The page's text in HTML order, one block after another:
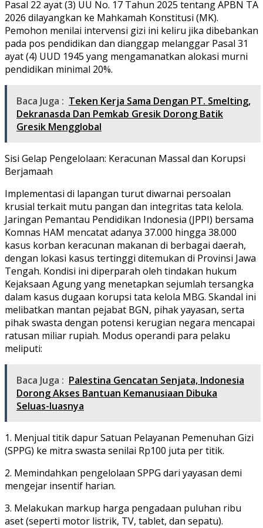
Pasal 22 ayat (3) UU No. 17 Tahun 2025 tentang APBN TA
2026 dilayangkan ke Mahkamah Konstitusi (MK).
Pemohon menilai intervensi gizi ini keliru jika dibebankan
pada pos pendidikan dan dianggap melanggar Pasal 31
ayat (4) UUD 1945 yang mengamanatkan alokasi murni
pendidikan minimal 20%.
Baca Juga : Teken Kerja Sama Dengan PT. Smelting,
Dekranasda Dan Pemkab Gresik Dorong Batik
Gresik Mengglobal
Sisi Gelap Pengelolaan: Keracunan Massal dan Korupsi
Berjamaah
Implementasi di lapangan turut diwarnai persoalan
krusial terkait mutu pangan dan integritas tata kelola.
Jaringan Pemantau Pendidikan Indonesia (JPPI) bersama
Komnas HAM mencatat adanya 37.000 hingga 38.000
kasus korban keracunan makanan di berbagai daerah,
dengan lokasi kasus tertinggi ditemukan di Provinsi Jawa
Tengah. Kondisi ini diperparah oleh tindakan hukum
Kejaksaan Agung yang menetapkan sejumlah tersangka
dalam kasus dugaan korupsi tata kelola MBG. Skandal ini
melibatkan mantan pejabat BGN, pihak yayasan, serta
pihak swasta dengan potensi kerugian negara mencapai
ratusan miliar rupiah. Modus operandi para pelaku
meliputi:
Baca Juga : Palestina Gencatan Senjata, Indonesia
Dorong Akses Bantuan Kemanusiaan Dibuka
Seluas-luasnya
1. Menjual titik dapur Satuan Pelayanan Pemenuhan Gizi
(SPPG) ke mitra swasta senilai Rp100 juta per titik.
2. Memindahkan pengelolaan SPPG dari yayasan demi
mengejar insentif harian.
3. Melakukan markup harga pengadaan puluhan ribu
aset (seperti motor listrik, TV, tablet, dan sepatu).